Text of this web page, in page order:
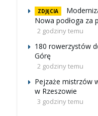
ZDJĘCIA
Nowa podłoga za
2 godziny temu
180 rowerzystów
Górę
2 godziny temu
Pejzaże mistrzów
w Rzeszowie
3 godziny temu